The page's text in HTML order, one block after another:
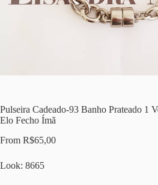
Pulseira Cadeado-93 Banho Prateado 1
Elo Fecho Ímã
From R$65,00
Look: 8665